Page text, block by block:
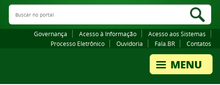
Canais
Buscar no portal
Governança Acesso à Informação
Acesso aos Sistemas
Processo Eletrônico
Ouvidoria Fala.BR Contatos